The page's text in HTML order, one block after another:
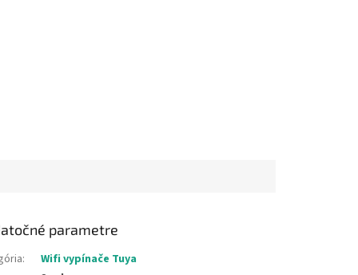
parametre
:
Wifi vypínače Tuya